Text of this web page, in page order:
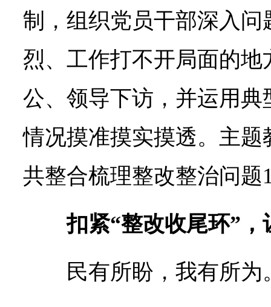
制，组织党员干部深入
烈、工作打不开局面的
公、领导下访，并运用
情况摸准摸实摸透。主
共整合梳理整改整治问题
扣紧“整改收尾环”，
民有所盼，我有所为